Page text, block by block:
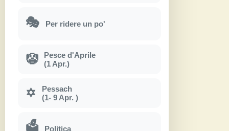
🎭 Per ridere un po'
🤡
Pesce d'Aprile
(1 Apr.)
✡
Pessach
(1- 9 Apr. )
🗳 Politica